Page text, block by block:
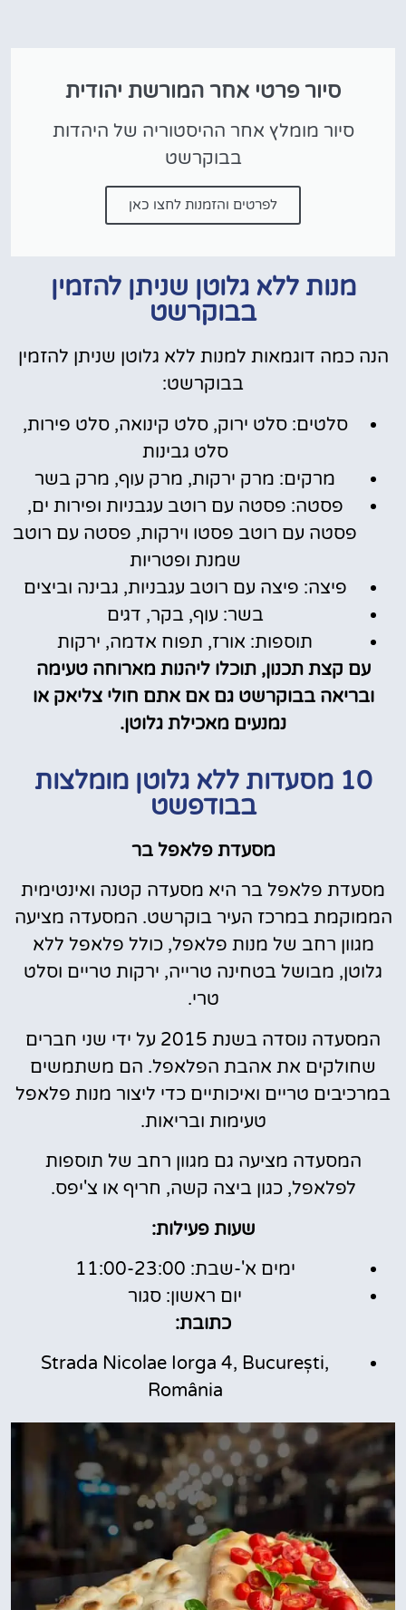
סיור פרטי אחר המורשת יהודית
סיור מומלץ אחר ההיסטוריה של היהדות
בבוקרשט
לפרטים והזמנות לחצו כאן
מנות ללא גלוטן שניתן להזמין
בבוקרשט
הנה כמה דוגמאות למנות ללא גלוטן שניתן להזמין
בבוקרשט:
סלטים: סלט ירוק, סלט קינואה, סלט פירות,
סלט גבינות
מרקים: מרק ירקות, מרק עוף, מרק בשר
פסטה: פסטה עם רוטב עגבניות ופירות ים,
פסטה עם רוטב פסטו וירקות, פסטה עם רוטב
שמנת ופטריות
פיצה: פיצה עם רוטב עגבניות, גבינה וביצים
בשר: עוף, בקר, דגים
תוספות: אורז, תפוח אדמה, ירקות
עם קצת תכנון, תוכלו ליהנות מארוחה טעימה
ובריאה בבוקרשט גם אם אתם חולי צליאק או
נמנעים מאכילת גלוטן.
10 מסעדות ללא גלוטן מומלצות
בבודפשט
מסעדת פלאפל בר
מסעדת פלאפל בר היא מסעדה קטנה ואינטימית
הממוקמת במרכז העיר בוקרשט. המסעדה מציעה
מגוון רחב של מנות פלאפל, כולל פלאפל ללא
גלוטן, מבושל בטחינה טרייה, ירקות טריים וסלט
טרי.
המסעדה נוסדה בשנת 2015 על ידי שני חברים
שחולקים את אהבת הפלאפל. הם משתמשים
במרכיבים טריים ואיכותיים כדי ליצור מנות פלאפל
טעימות ובריאות.
המסעדה מציעה גם מגוון רחב של תוספות
לפלאפל, כגון ביצה קשה, חריף או צ'יפס.
שעות פעילות:
ימים א'-שבת: 11:00-23:00
יום ראשון: סגור
כתובת:
Strada Nicolae Iorga 4, București,
România